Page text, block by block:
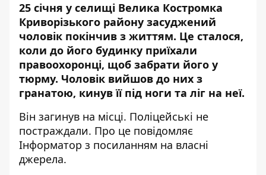
25 січня у селищі Велика Костромка
Криворізького району засуджений
чоловік покінчив з життям. Це сталося,
коли до його будинку приїхали
правоохоронці, щоб забрати його у
тюрму. Чоловік вийшов до них з
гранатою, кинув її під ноги та ліг на неї.
Він загинув на місці. Поліцейські не
постраждали. Про це повідомляє
Інформатор з посиланням на власні
джерела.